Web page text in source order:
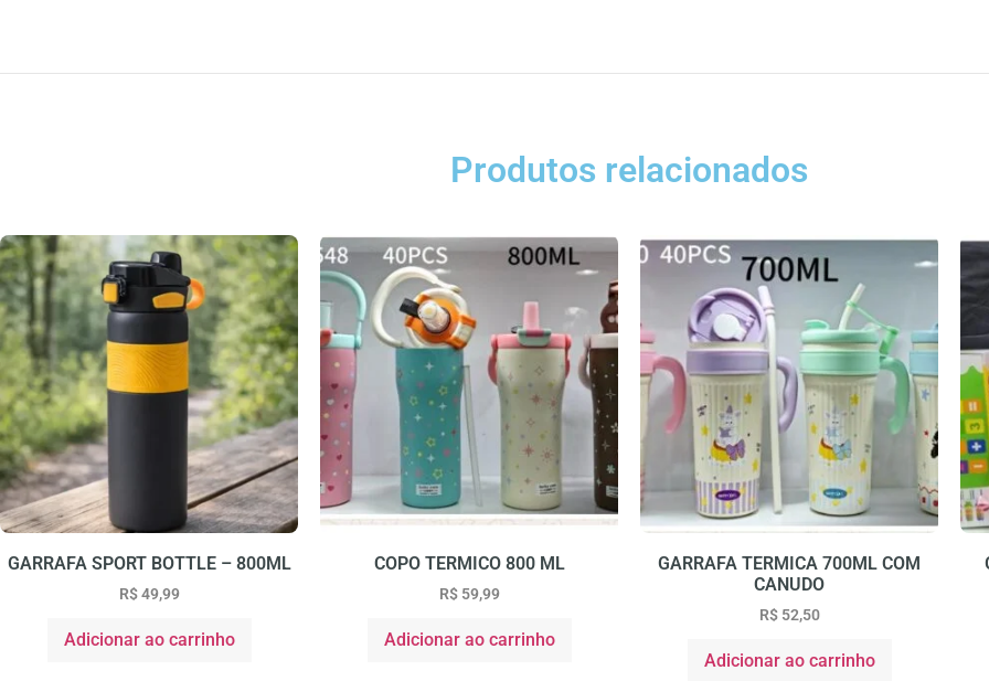
Produtos relacionados
GARRAFA SPORT BOTTLE – 800ML
R$49,99
Adicionar ao carrinho
COPO TERMICO 800 ML
R$59,99
Adicionar ao carrinho
GARRAFA TERMICA 700ML COM
CANUDO
R$52,50
Adicionar ao carrinho